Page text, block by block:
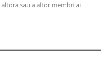
sau a altor membri ai